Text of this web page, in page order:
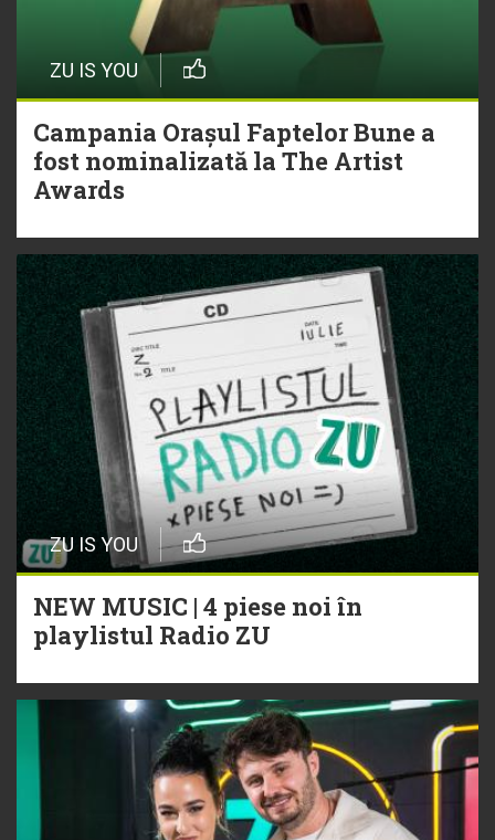
ZU IS YOU
Campania Orașul Faptelor Bune a
fost nominalizată la The Artist
Awards
ZU IS YOU
NEW MUSIC | 4 piese noi în
playlistul Radio ZU